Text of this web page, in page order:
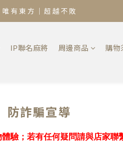
唯 有 東 方 ｜ 超 越 不 敗
IP聯名麻將 周邊商品 購物
防詐騙宣導
驗；若有任何疑問請與店家聯